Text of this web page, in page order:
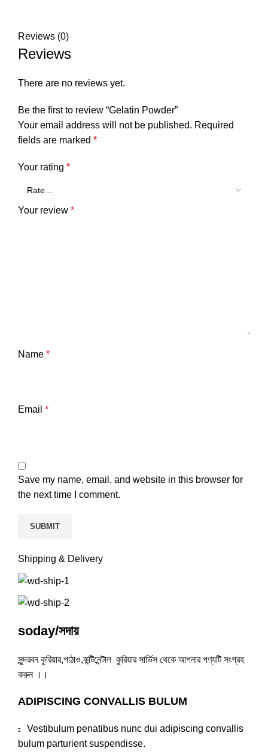
Reviews (0)
Reviews
There are no reviews yet.
Be the first to review “Gelatin Powder”
Your email address will not be published. Required
fields are marked *
Your rating *
Your review *
Name *
Email *
Save my name, email, and website in this browser for
the next time I comment.
Shipping & Delivery
soday/সদায়
সুন্দরবন কুরিয়ার,পাঠাও,কন্টিনেন্টাল কুরিয়ার সার্ভিস থেকে আপনার পণ্যটি সংগ্রহ
করুন ।।
ADIPISCING CONVALLIS BULUM
Vestibulum penatibus nunc dui adipiscing convallis
bulum parturient suspendisse.